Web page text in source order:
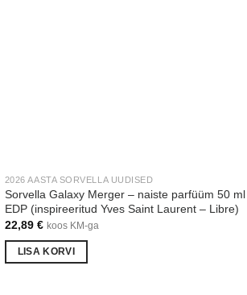
2026 AASTA SORVELLA UUDISED
Sorvella Galaxy Merger – naiste parfüüm 50 ml
EDP (inspireeritud Yves Saint Laurent – Libre)
22,89 € koos KM-ga
LISA KORVI